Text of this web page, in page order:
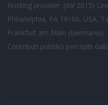
Hosting provider: (dal 2015)
Philadelphia, PA 19106, USA,
Frankfurt am Main (Germania)
Contributi pubblici percepiti